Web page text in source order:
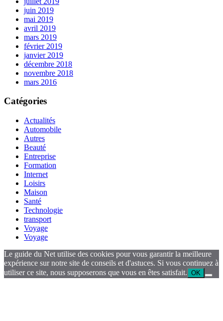
juin 2019
mai 2019
avril 2019
mars 2019
février 2019
janvier 2019
décembre 2018
novembre 2018
mars 2016
Catégories
Actualités
Automobile
Autres
Beauté
Entreprise
Formation
Internet
Loisirs
Maison
Santé
Technologie
transport
Voyage
Voyage
Le guide du Net utilise des cookies pour vous garantir la meilleure
expérience sur notre site de conseils et d'astuces. Si vous continuez à
utiliser ce site, nous supposerons que vous en êtes satisfait. OK